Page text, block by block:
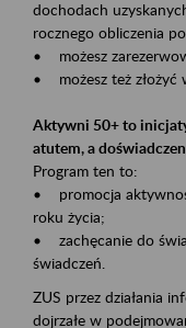
dochodach
rocznego obliczenia
• możesz
• możesz też złożyć
Aktywni 50+ to
atutem, a
Program ten to:
• promocja
roku życia;
• zachęcanie do
świadczeń.
ZUS przez działania
dojrzałe w